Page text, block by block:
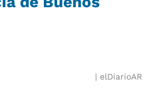
elDiarioAR